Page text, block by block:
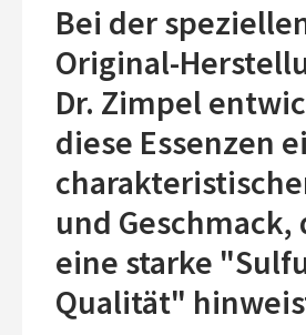
Bei der
Original-
Dr. Zimpel
diese Essenzen
und Geschmack,
eine starke
Qualität"